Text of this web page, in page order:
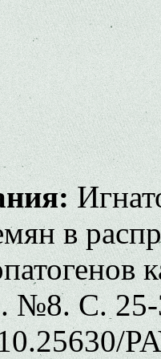
в
№8. С.